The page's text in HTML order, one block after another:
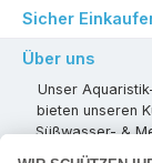
Sicher
Über uns
Unser
bieten unseren
Süßwasser- &
Pflanzen,